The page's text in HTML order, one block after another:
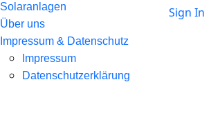
Solaranlagen
Über uns
Impressum & Datenschutz
Impressum
Datenschutzerklärung
Sign In